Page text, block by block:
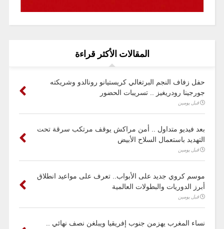
المقالات الأكثر قراءة
حفل زفاف النجم البرتغالي كريستيانو رونالدو وشريكته
جورجينا رودريغيز .. تسريبات الحضور
قبل يومين
بعد فيديو متداول .. أمن مراكش يوقف مرتكب سرقة تحت
التهديد باستعمال السلاح الأبيض
قبل يومين
موسم كروي جديد على الأبواب.. تعرف على مواعيد انطلاق
أبرز الدوريات والبطولات العالمية
قبل يومين
نساء المغرب يهزمن جنوب إفريقيا ويبلغن نصف نهائي ..